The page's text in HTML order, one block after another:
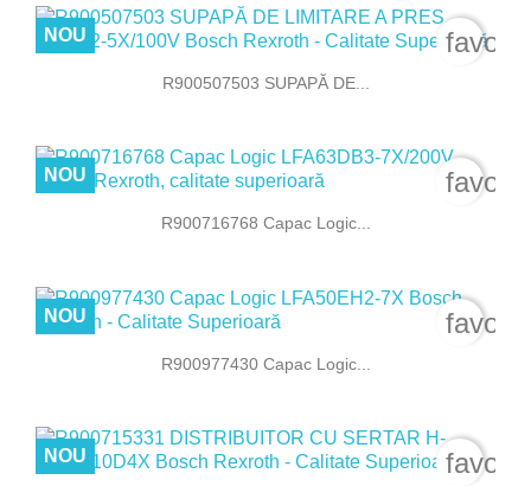
R900507503 SUPAPĂ DE...
NOU
R900716768 Capac Logic...
NOU
R900977430 Capac Logic...
NOU
NOU